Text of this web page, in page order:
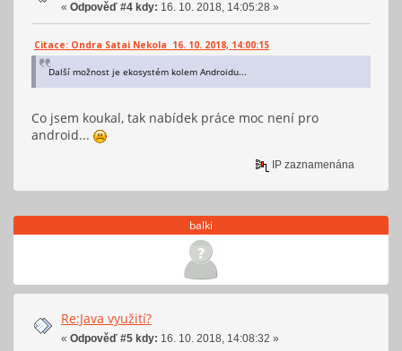
« Odpověď #4 kdy: 16. 10. 2018, 14:05:28 »
Citace: Ondra Satai Nekola 16. 10. 2018, 14:00:15
Další možnost je ekosystém kolem Androidu...
Co jsem koukal, tak nabídek práce moc není pro
android...
IP zaznamenána
balki
Re:Java využití?
« Odpověď #5 kdy: 16. 10. 2018, 14:08:32 »